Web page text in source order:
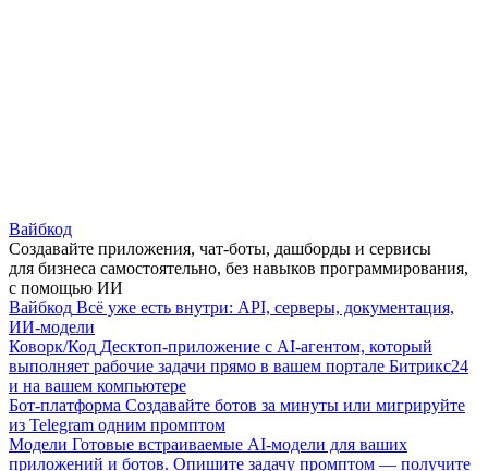
Вайбкод
Создавайте приложения, чат-боты, дашборды и сервисы
для бизнеса самостоятельно, без навыков программирования,
с помощью ИИ
Вайбкод Всё уже есть внутри: API, серверы, документация,
ИИ-модели
Коворк/Код Десктоп-приложение с AI-агентом, который
выполняет рабочие задачи прямо в вашем портале Битрикс24
и на вашем компьютере
Бот-платформа Создавайте ботов за минуты или мигрируйте
из Telegram одним промптом
Модели Готовые встраиваемые AI-модели для ваших
приложений и ботов. Опишите задачу промптом — получите